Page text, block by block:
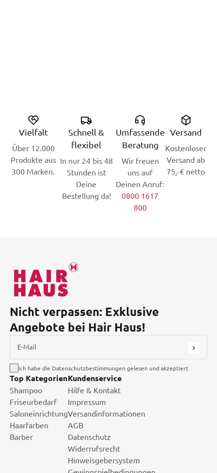
Vielfalt
Über 12.000
Produkte aus
300 Marken.
Schnell &
flexibel
In nur 24 bis 48
Stunden ist
Deine
Bestellung da!
Umfassende
Beratung
Wir freuen
uns auf
Deinen Anruf:
0800 1617
800
Versand
Kostenloser
Versand ab
75,-€ netto
Nicht verpassen: Exklusive
Angebote bei Hair Haus!
E-Mail
Ich habe die Datenschutzbestimmungen gelesen und akzeptiert
Top Kategorien
Shampoo
Friseurbedarf
Saloneinrichtung
Haarfarben
Barber
Kundenservice
Hilfe & Kontakt
Impressum
Versandinformationen
AGB
Datenschutz
Widerrufsrecht
Hinweisgebersystem